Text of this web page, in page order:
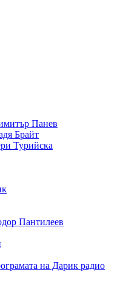
Панев
Брайт
Турийска
Пантилеев
на Дарик радио